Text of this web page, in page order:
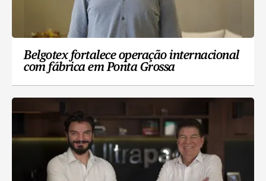
Belgotex fortalece operação internacional
com fábrica em Ponta Grossa